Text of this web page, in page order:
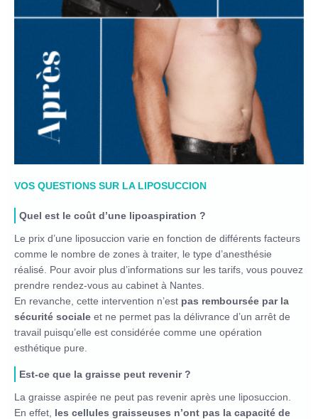
VOS QUESTIONS SUR LA LIPOSUCCION
Quel est le coût d’une lipoaspiration ?
Le prix d’une liposuccion varie en fonction de différents facteurs
comme le nombre de zones à traiter, le type d’anesthésie
réalisé. Pour avoir plus d’informations sur les tarifs, vous pouvez
prendre rendez-vous au cabinet à Nantes.
En revanche, cette intervention n’est pas remboursée par la
sécurité sociale et ne permet pas la délivrance d’un arrêt de
travail puisqu’elle est considérée comme une opération
esthétique pure.
Est-ce que la graisse peut revenir ?
La graisse aspirée ne peut pas revenir après une liposuccion.
En effet, les cellules graisseuses n’ont pas la capacité de